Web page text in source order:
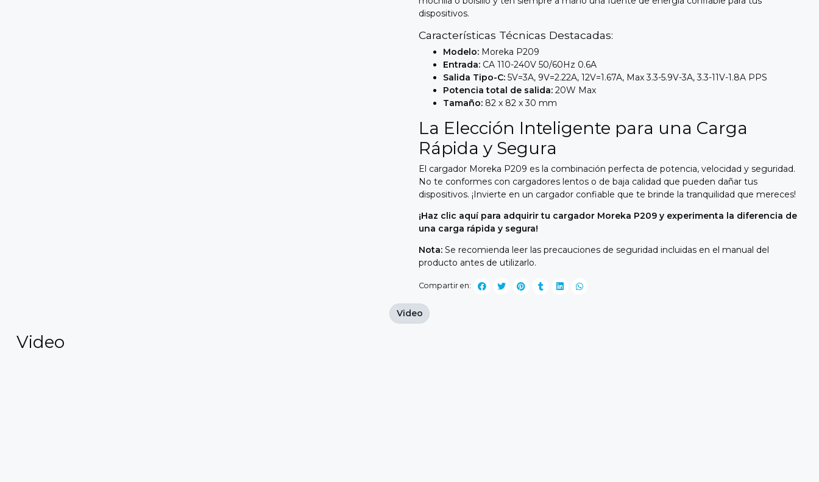
dispositivos.
Características Técnicas Destacadas:
Modelo: Moreka P209
Entrada: CA 110-240V 50/60Hz 0.6A
Salida Tipo-C: 5V=3A, 9V=2.22A, 12V=1.67A, Max 3.3-5.9V-3A,3.3-11V-1.8A PPS
Potencia total de salida: 20W Max
Tamaño: 82 x 82 x 30 mm
La Elección Inteligente para una Carga
Rápida y Segura
El cargador Moreka P209 es la combinación perfecta de potencia, velocidad y seguridad.
No te conformes con cargadores lentos o de baja calidad que pueden dañar tus
dispositivos. ¡Invierte en un cargador confiable que te brinde la tranquilidad que mereces!
¡Haz clic aquí para adquirir tu cargador Moreka P209 y experimenta la diferencia de
una carga rápida y segura!
Nota: Se recomienda leer las precauciones de seguridad incluidas en el manual del
producto antes de utilizarlo.
Compartir en:
Video
Video